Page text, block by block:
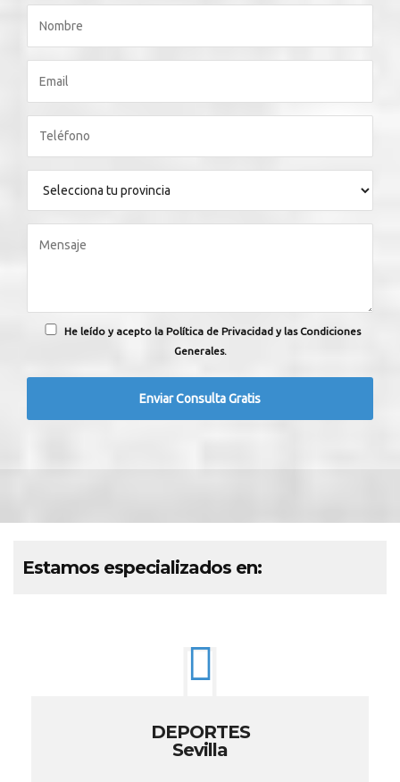
He leído y acepto la Política de Privacidad y las Condiciones
Generales.
Estamos especializados en:
DEPORTES
Sevilla